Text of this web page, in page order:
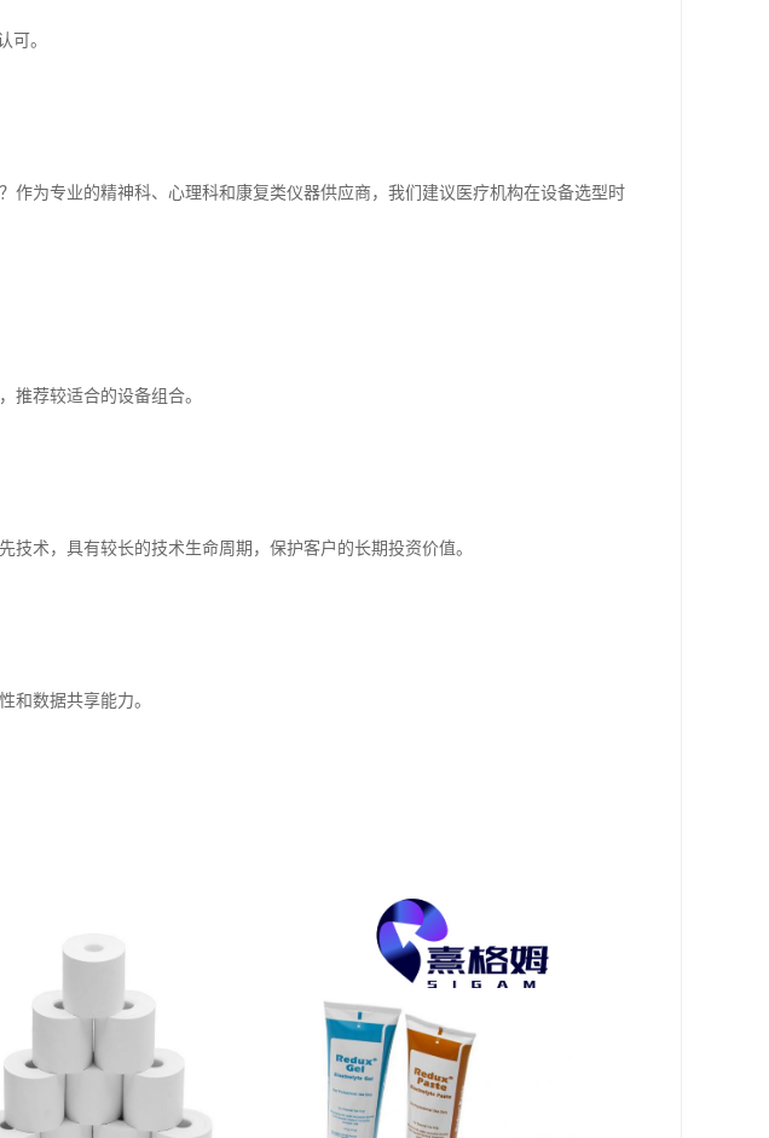
可。
作为专业的精神科、心理科和康复类仪器供应商，我们建议医疗机构在设备选型时
推荐较适合的设备组合。
术，具有较长的技术生命周期，保护客户的长期投资价值。
和数据共享能力。